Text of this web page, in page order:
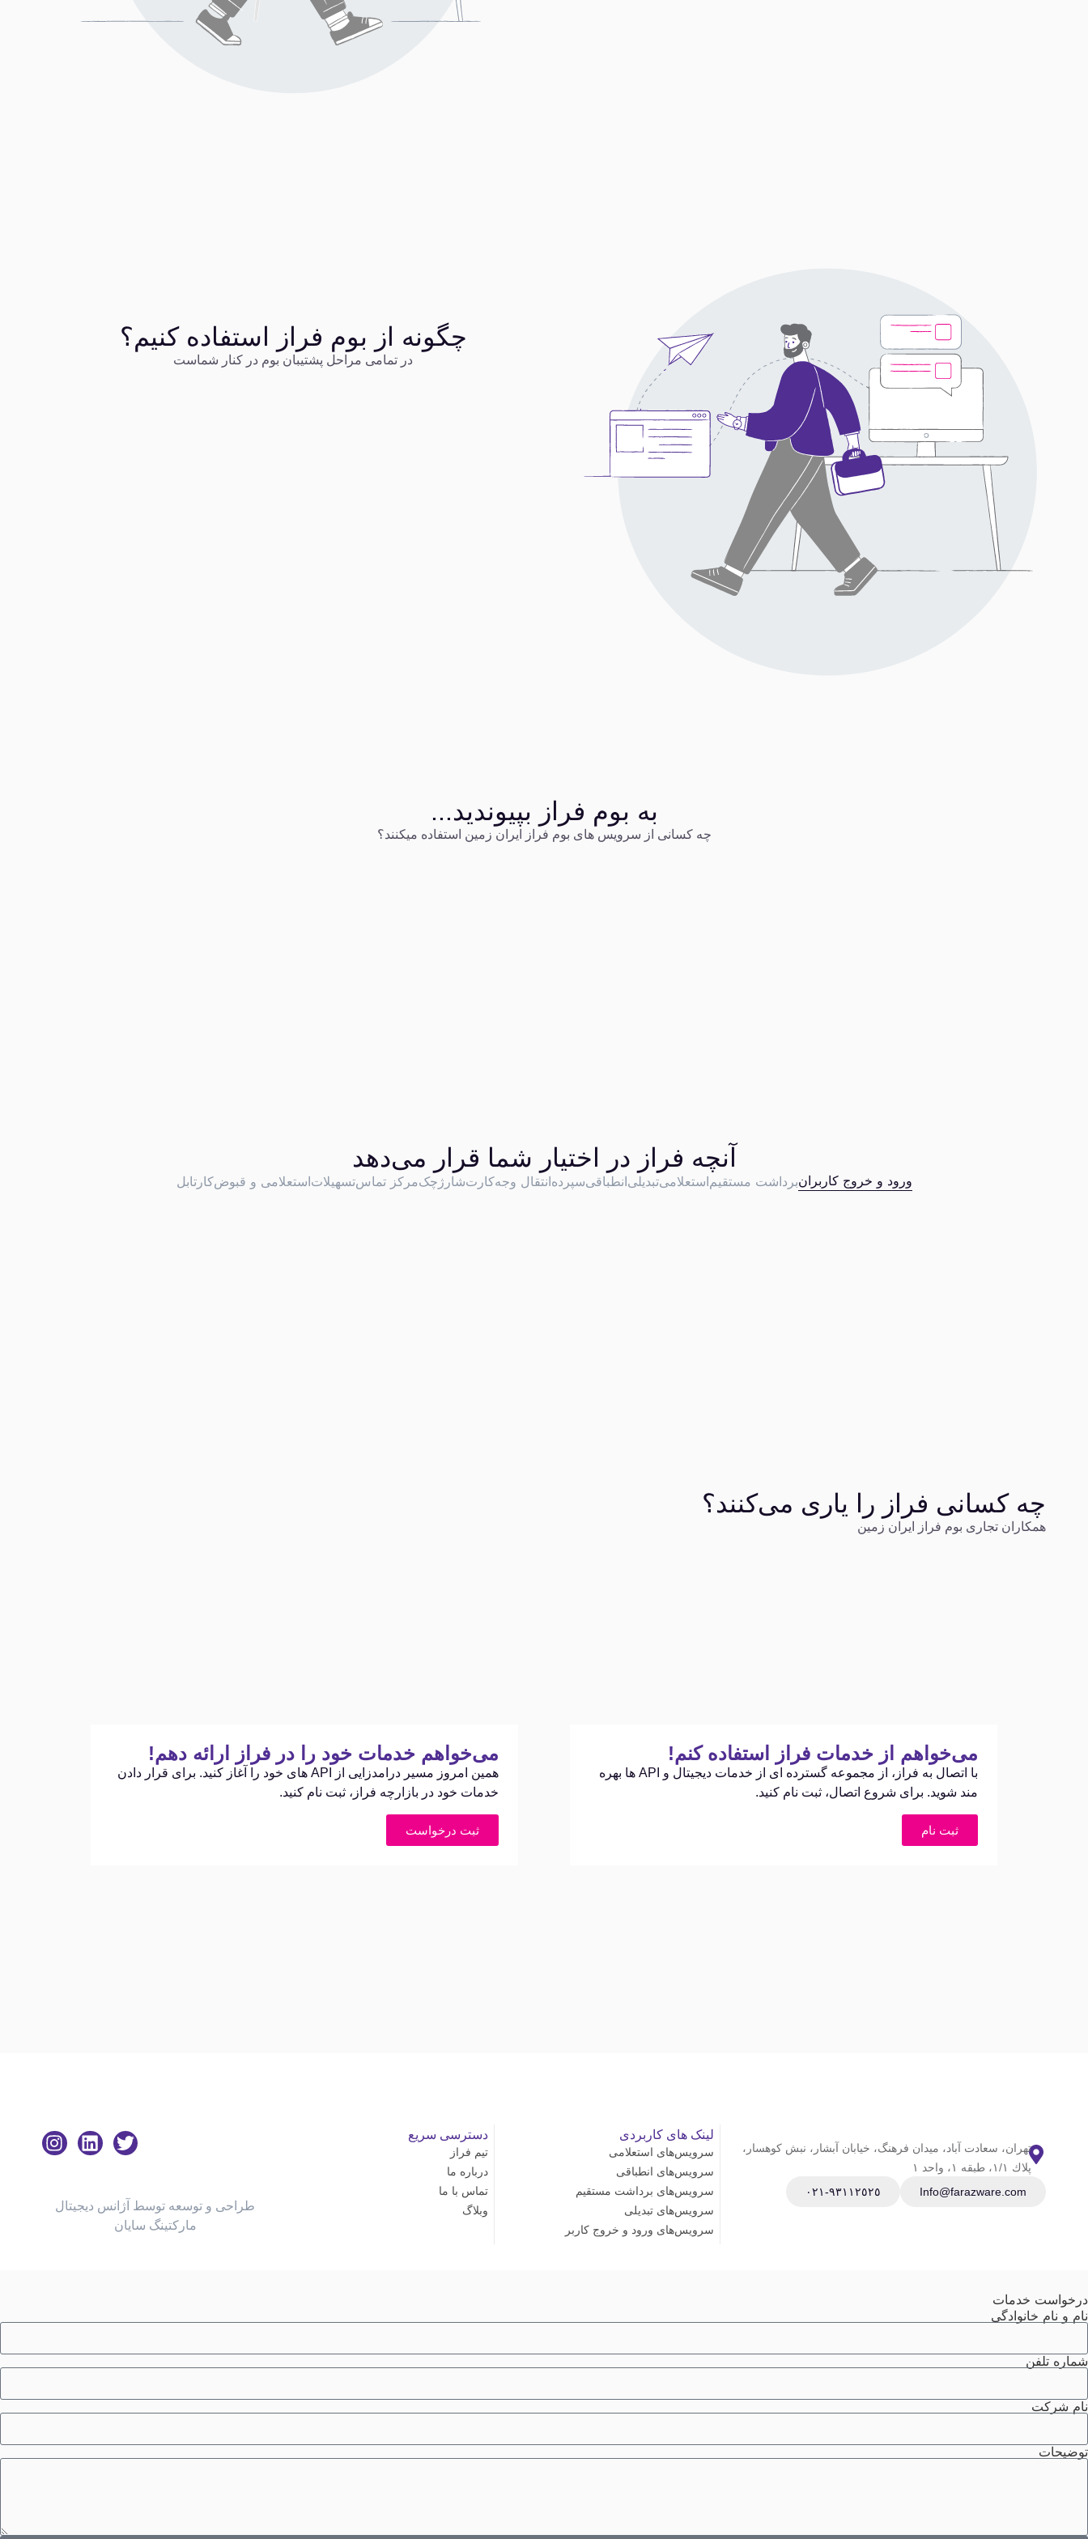
چگونه از بوم فراز استفاده کنیم؟
در تمامی مراحل پشتیبان بوم در کنار شماست
به بوم فراز بپیوندید...
چه کسانی از سرویس های بوم فراز ایران زمین استفاده میکنند؟
آنچه فراز در اختیار شما قرار می‌دهد
ورود و خروج کاربرانبرداشت مستقیماستعلامیتبدیلیانطباقیسپردهانتقال وجهکارتشارژ چکمرکز تماستسهیلاتاستعلامی و قبوضکارتابل
چه کسانی فراز را یاری می‌کنند؟
همکاران تجاری بوم فراز ایران زمین
می‌خواهم از خدمات فراز استفاده کنم!
با اتصال به فراز، از مجموعه گسترده ای از خدمات دیجیتال و API ها بهره
مند شوید. برای شروع اتصال، ثبت نام کنید.
ثبت نام
می‌خواهم خدمات خود را در فراز ارائه دهم!
همین امروز مسیر درامدزایی از API های خود را آغاز کنید. برای قرار دادن
خدمات خود در بازارچه فراز، ثبت نام کنید.
ثبت درخواست
تهران، سعادت آباد، ميدان فرهنگ، خيابان آبشار، نبش كوهسار،
پلاك ١/١، طبقه ١، واحد ١
Info@farazware.com
٩٣١١٢٥٢٥-٠٢١
لینک های کاربردی
سرویس‌های استعلامی
سرویس‌های انطباقی
سرویس‌های برداشت مستقیم
سرویس‌های تبدیلی
سرویس‌های ورود و خروج کاربر
دسترسی سریع
تیم فراز
درباره ما
تماس با ما
وبلاگ
طراحی و توسعه توسط آژانس دیجیتال
مارکتینگ سایان
درخواست خدمات
نام و نام خانوادگی
شماره تلفن
نام شرکت
توضیحات